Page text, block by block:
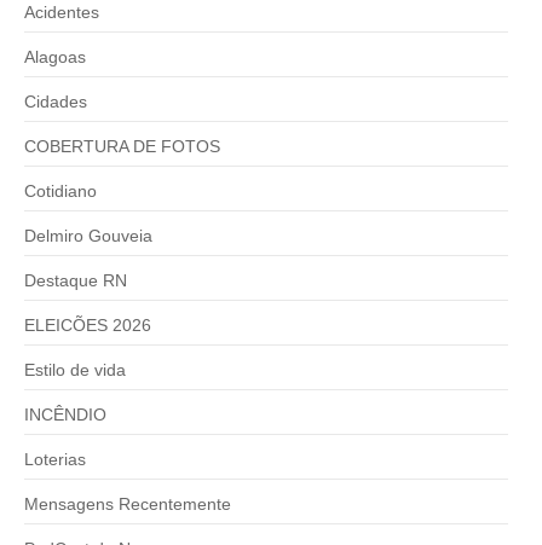
Acidentes
Alagoas
Cidades
COBERTURA DE FOTOS
Cotidiano
Delmiro Gouveia
Destaque RN
ELEICÕES 2026
Estilo de vida
INCÊNDIO
Loterias
Mensagens Recentemente